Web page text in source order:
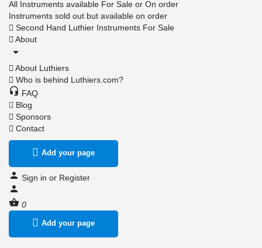
All Instruments available For Sale or On order
Instruments sold out but available on order
Second Hand Luthier Instruments For Sale
About
About Luthiers
Who is behind Luthiers.com?
FAQ
Blog
Sponsors
Contact
Add your page
Sign in or Register
0
Add your page